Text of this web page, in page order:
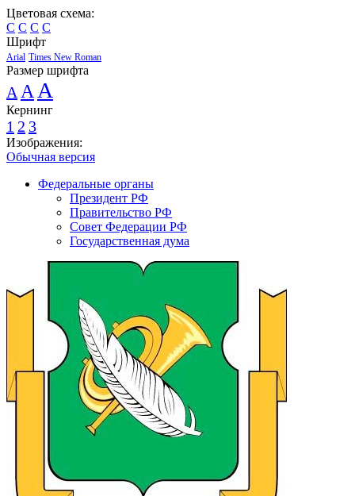
Цветовая схема:
C C C C
Шрифт
Arial Times New Roman
Размер шрифта
A A A
Кернинг
1 2 3
Изображения:
Обычная версия
Федеральные органы
Президент РФ
Правительство РФ
Совет Федерации РФ
Государственная дума